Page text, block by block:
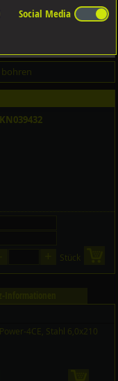
KN039432
Stück
4CE, Stahl 6,0x210
Social Media